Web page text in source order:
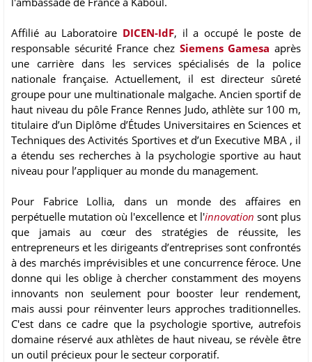
Affilié au Laboratoire DICEN-IdF, il a occupé le poste de
responsable sécurité France chez Siemens Gamesa après
une carrière dans les services spécialisés de la police
nationale française. Actuellement, il est directeur sûreté
groupe pour une multinationale malgache. Ancien sportif de
haut niveau du pôle France Rennes Judo, athlète sur 100 m,
titulaire d’un Diplôme d’Études Universitaires en Sciences et
Techniques des Activités Sportives et d’un Executive MBA , il
a étendu ses recherches à la psychologie sportive au haut
niveau pour l’appliquer au monde du management.
Pour Fabrice Lollia, dans un monde des affaires en
perpétuelle mutation où l'excellence et l'innovation sont plus
que jamais au cœur des stratégies de réussite, les
entrepreneurs et les dirigeants d’entreprises sont confrontés
à des marchés imprévisibles et une concurrence féroce. Une
donne qui les oblige à chercher constamment des moyens
innovants non seulement pour booster leur rendement,
mais aussi pour réinventer leurs approches traditionnelles.
C'est dans ce cadre que la psychologie sportive, autrefois
domaine réservé aux athlètes de haut niveau, se révèle être
un outil précieux pour le secteur corporatif.